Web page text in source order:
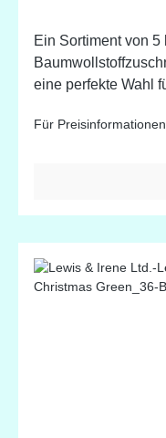
Ein Sortiment von 5
eine perfekte Wahl
England
Für